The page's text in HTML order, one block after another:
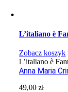
L’italiano è
Zobacz koszyk
L’italiano è
Anna Maria
49,00zł